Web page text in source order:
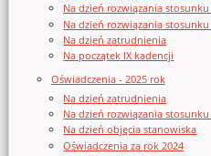
Na dzień rozwiązania stosunku
Na dzień rozwiązania stosunku
Na dzień zatrudnienia
Na początek IX kadencji
Oświadczenia - 2025 rok
Na dzień zatrudnienia
Na dzień rozwiązania stosunku
Na dzień objęcia stanowiska
Oświadczenia za rok 2024